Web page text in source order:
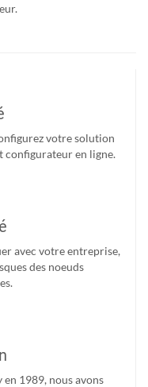
votre solution
configurateur en ligne.
avec votre entreprise,
des noeuds
1989, nous avons